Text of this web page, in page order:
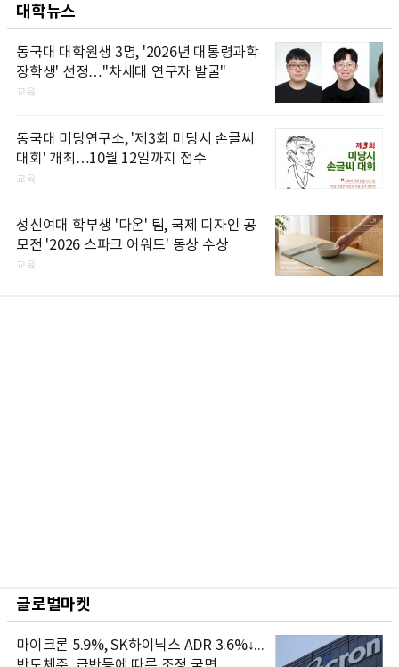
대학뉴스
동국대 대학원생 3명, '2026년 대통령과학
장학생' 선정…"차세대 연구자 발굴"
교육
동국대 미당연구소, '제3회 미당시 손글씨
대회' 개최…10월 12일까지 접수
교육
성신여대 학부생 '다온' 팀, 국제 디자인 공
모전 '2026 스파크 어워드' 동상 수상
교육
글로벌마켓
마이크론 5.9%, SK하이닉스 ADR 3.6%↓...